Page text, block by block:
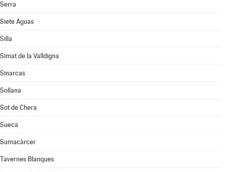
Serra
Siete Aguas
Silla
Simat de la Valldigna
Sinarcas
Sollana
Sot de Chera
Sueca
Sumacàrcer
Tavernes Blanques